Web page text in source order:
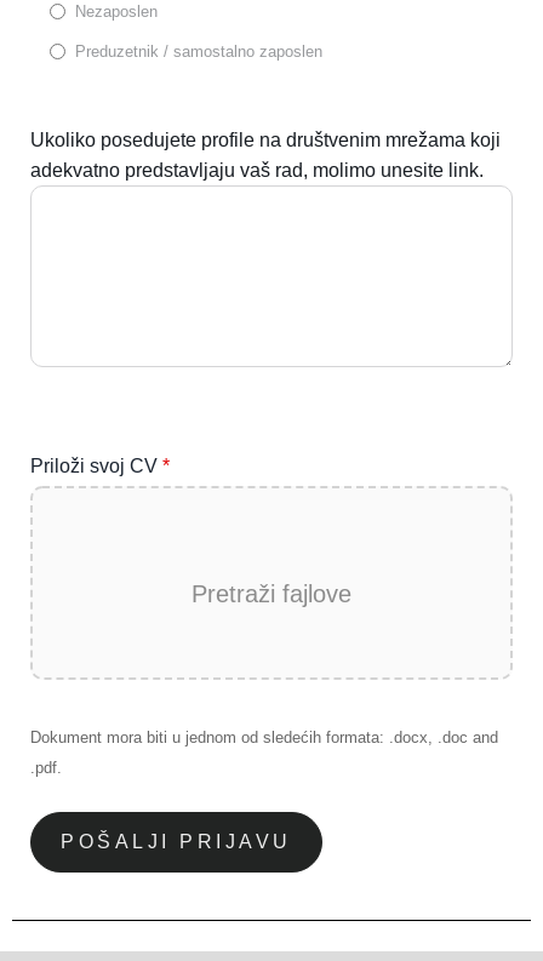
Nezaposlen
Preduzetnik / samostalno zaposlen
Ukoliko posedujete profile na društvenim mrežama koji
adekvatno predstavljaju vaš rad, molimo unesite link.
Priloži svoj CV *
Pretraži fajlove
Dokument mora biti u jednom od sledećih formata: .docx, .doc and
.pdf.